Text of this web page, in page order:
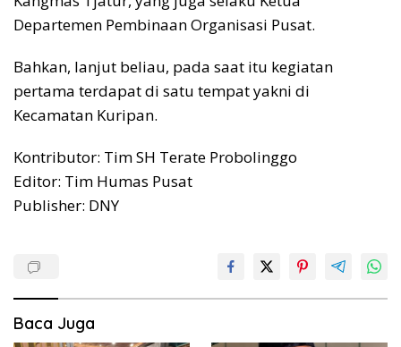
Departemen Pembinaan Organisasi Pusat.
Bahkan, lanjut beliau, pada saat itu kegiatan
pertama terdapat di satu tempat yakni di
Kecamatan Kuripan.
Kontributor: Tim SH Terate Probolinggo
Editor: Tim Humas Pusat
Publisher: DNY
Baca Juga